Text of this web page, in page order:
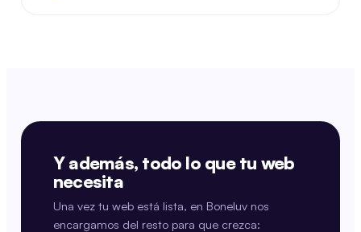
Y además, todo lo que tu web
necesita
Una vez tu web está lista, en Boneluv nos
encargamos del resto para que crezca: